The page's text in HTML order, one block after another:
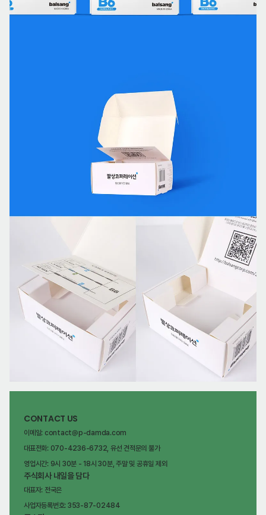
CONTACT US
이메일: contact@p-damda.com
대표전화: 070-4236-6732, 유선 견적문의 불가
영업시간: 9시 30분 - 18시 30분, 주말 및 공휴일 제외
주식회사 내일을 담다
대표자: 전국은
사업자등록번호: 353-87-02484